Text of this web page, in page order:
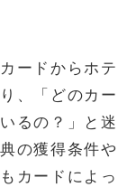
資産額シミュレー
)
ードからホテ
、「どのカー
るの？」と迷
の獲得条件や
カードによっ